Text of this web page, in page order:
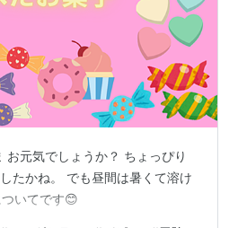
お元気でしょうか？ ちょっぴり
たかね。 でも昼間は暑くて溶け
いてです😊